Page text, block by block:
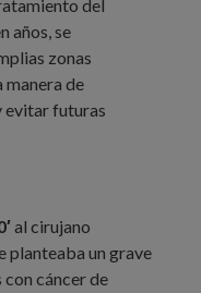
del
años, se
zonas
manera de
evitar futuras
al cirujano
planteaba un grave
con cáncer de